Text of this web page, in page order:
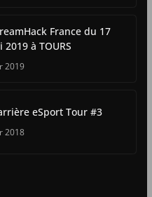
France du 17
à TOURS
2019
eSport Tour #3
2018